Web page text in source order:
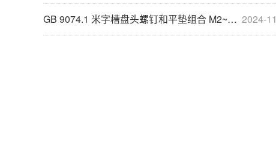
2024-11
GB 9074.1 米字槽盘头螺钉和平垫组合 M2~M10